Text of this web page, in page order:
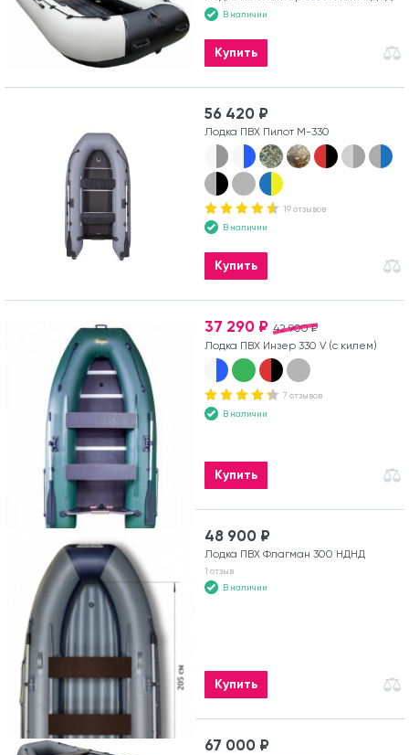
В наличии
Купить
56 420 ₽
Лодка ПВХ Пилот М-330
19 отзывов
В наличии
Купить
42 900 ₽
37 290 ₽
Лодка ПВХ Инзер 330 V (с килем)
7 отзывов
В наличии
Купить
48 900 ₽
Лодка ПВХ Флагман 300 НДНД
1 отзыв
В наличии
Купить
67 000 ₽